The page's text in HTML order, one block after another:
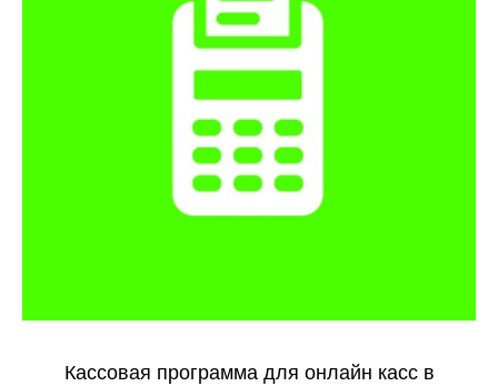
Кассовая программа для онлайн касс в